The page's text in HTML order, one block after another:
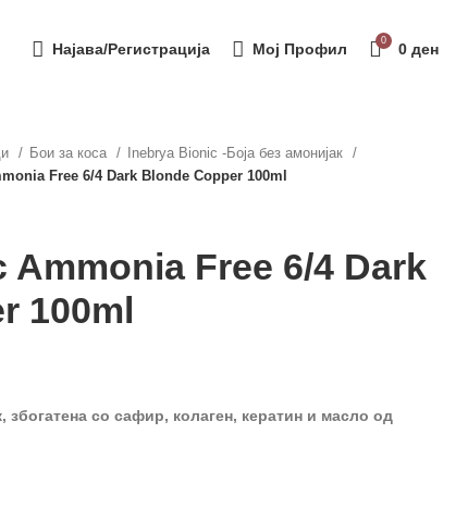
Најава/Регистрација Мој Профил 0 0 ден
Бои за коса
Inebrya Bionic -Боја без амонијак
Free 6/4 Dark Blonde Copper 100ml
Free 6/4 Dark
100ml
збогатена со сафир, колаген, кератин и масло од